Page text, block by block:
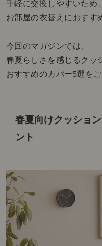
手軽に交換しやすいため、
お部屋の衣替えにおすす
今回のマガジンでは、
春夏らしさを感じるクッ
おすすめのカバー5選をご
春夏向けクッショ
ント